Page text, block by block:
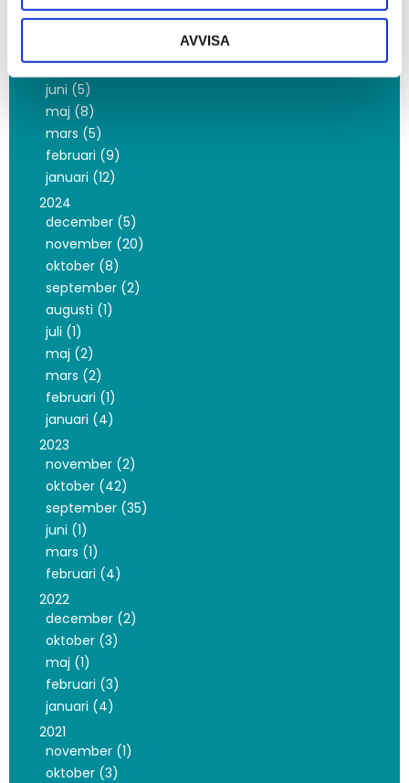
AVVISA
2025
november (3)
september (2)
juni (5)
maj (8)
mars (5)
februari (9)
januari (12)
2024
december (5)
november (20)
oktober (8)
september (2)
augusti (1)
juli (1)
maj (2)
mars (2)
februari (1)
januari (4)
2023
november (2)
oktober (42)
september (35)
juni (1)
mars (1)
februari (4)
2022
december (2)
oktober (3)
maj (1)
februari (3)
januari (4)
2021
november (1)
oktober (3)